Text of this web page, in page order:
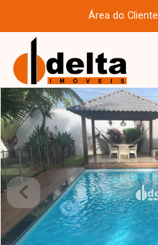
Área do Cliente